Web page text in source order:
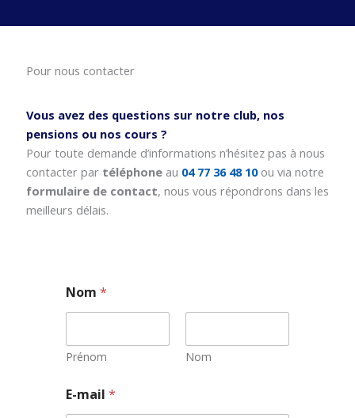
Pour nous contacter
Vous avez des questions sur notre club, nos
pensions ou nos cours ?
Pour toute demande d’informations n’hésitez pas à nous
contacter par téléphoneau 04 77 36 48 10 ou via notre
formulaire de contact, nous vous répondrons dans les
meilleurs délais.
Nom*
Prénom Nom
-
m
E-mail*